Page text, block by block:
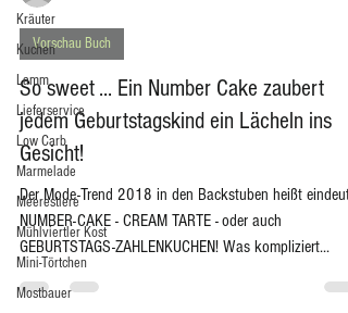
Kräuter
Kuchen
Lamm
Lieferservice
Low Carb
Marmelade
Meerestiere
Mühlviertler Kost
Mini-Törtchen
Mostbauer
-
Vorschau Buch
So sweet ... Ein Number Cake zaubert
jedem Geburtstagskind ein Lächeln ins
Gesicht!
Der Mode-Trend 2018 in den Backstuben heißt
NUMBER-CAKE - CREAM TARTE - oder auch
GEBURTSTAGS-ZAHLENKUCHEN! Was kompliziert...